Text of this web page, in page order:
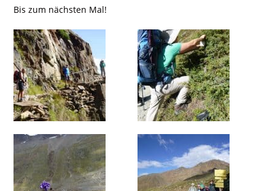
Bis zum nächsten Mal!